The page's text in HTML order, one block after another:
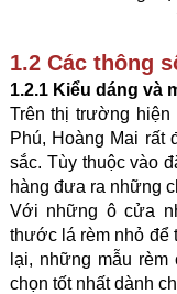
1.2 Các thông
1.2.1 Kiểu dáng và
Trên thị trường
Phú, Hoàng Mai rất
sắc. Tùy thuộc vào
hàng đưa ra những
Với những ô cửa
thước lá rèm nhỏ
lại, những mẫu
chọn tốt nhất dành